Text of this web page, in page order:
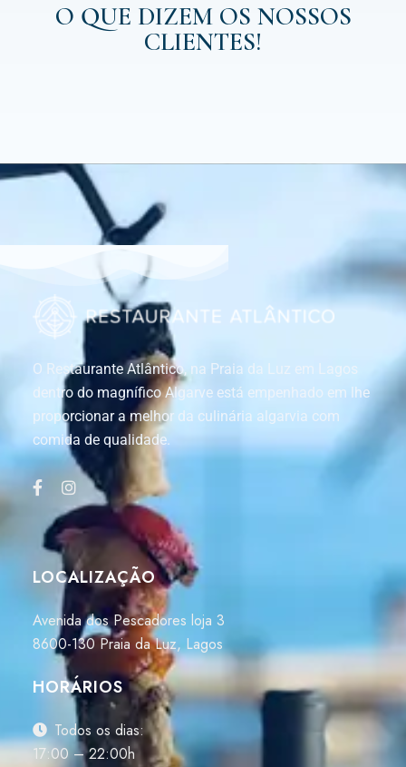
O QUE DIZEM OS NOSSOS
CLIENTES!
O Restaurante Atlântico, na Praia da Luz em Lagos
dentro do magnífico Algarve está empenhado em lhe
proporcionar a melhor da culinária algarvia com
comida de qualidade.
LOCALIZAÇÃO
Avenida dos Pescadores loja 3
8600-130 Praia da Luz, Lagos
HORÁRIOS
Todos os dias:
17:00 – 22:00h